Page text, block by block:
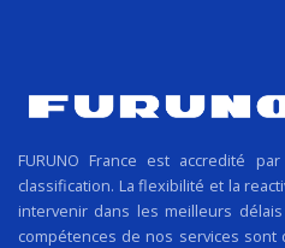
FURUNO France est accredité
classification. La flexibilité et la
intervenir dans les meilleurs
compétences de nos services